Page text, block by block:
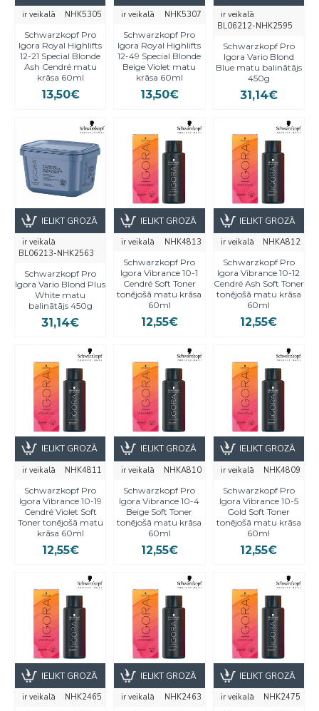
ir veikalā
NHK5305
Schwarzkopf Pro
Igora Royal Highlifts
12-21 Special Blonde
Ash Cendré matu
krāsa 60ml
13,50€
ir veikalā
NHK5307
Schwarzkopf Pro
Igora Royal Highlifts
12-49 Special Blonde
Beige Violet matu
krāsa 60ml
13,50€
ir veikalā
BL06212-NHK2595
Schwarzkopf Pro
Igora Vario Blond
Blue matu balinātājs
450g
31,14€
ir veikalā
BL06213-NHK2563
Schwarzkopf Pro
Igora Vario Blond Plus
White matu
balinātājs 450g
31,14€
IELIKT GROZĀ
ir veikalā
NHK4813
Schwarzkopf Pro
Igora Vibrance 10-1
Cendré Soft Toner
tonējošā matu krāsa
60ml
12,55€
IELIKT GROZĀ
ir veikalā
NHKA812
Schwarzkopf Pro
Igora Vibrance 10-12
Cendré Ash Soft Toner
tonējošā matu krāsa
60ml
12,55€
IELIKT GROZĀ
ir veikalā
NHK4811
Schwarzkopf Pro
Igora Vibrance 10-19
Cendré Violet Soft
Toner tonējošā matu
krāsa 60ml
12,55€
IELIKT GROZĀ
ir veikalā
NHKA810
Schwarzkopf Pro
Igora Vibrance 10-4
Beige Soft Toner
tonējošā matu krāsa
60ml
12,55€
IELIKT GROZĀ
ir veikalā
NHK4809
Schwarzkopf Pro
Igora Vibrance 10-5
Gold Soft Toner
tonējošā matu krāsa
60ml
12,55€
IELIKT GROZĀ
ir veikalā
NHK2465
IELIKT GROZĀ
ir veikalā
NHK2463
IELIKT GROZĀ
ir veikalā
NHK2475
IELIKT GROZĀ